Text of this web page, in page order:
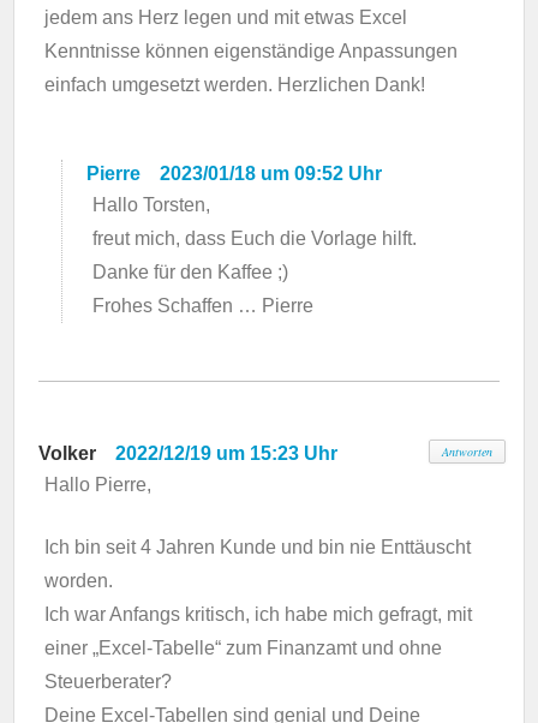
jedem ans Herz legen und mit etwas Excel
Kenntnisse können eigenständige Anpassungen
einfach umgesetzt werden. Herzlichen Dank!
Pierre
2023/01/18 um 09:52 Uhr
Hallo Torsten,
freut mich, dass Euch die Vorlage hilft.
Danke für den Kaffee ;)
Frohes Schaffen … Pierre
Volker
2022/12/19 um 15:23 Uhr
Hallo Pierre,
Ich bin seit 4 Jahren Kunde und bin nie Enttäuscht
worden.
Ich war Anfangs kritisch, ich habe mich gefragt, mit
einer „Excel-Tabelle“ zum Finanzamt und ohne
Steuerberater?
Deine Excel-Tabellen sind genial und Deine
Antworten